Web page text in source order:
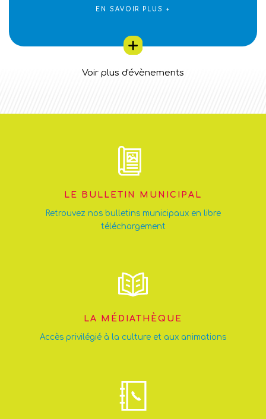
EN SAVOIR PLUS +
Voir plus d'évènements
LE BULLETIN MUNICIPAL
Retrouvez nos bulletins municipaux en libre
téléchargement
LA MÉDIATHÈQUE
Accès privilégié à la culture et aux animations